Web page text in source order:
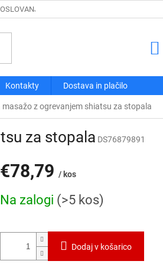
Kontakty Dostava in plačilo
masažo z ogrevanjem shiatsu za stopala
za stopala DS76879891
€78,79 / kos
mere:
Na zalogi (>5 kos)
Dodaj v košarico